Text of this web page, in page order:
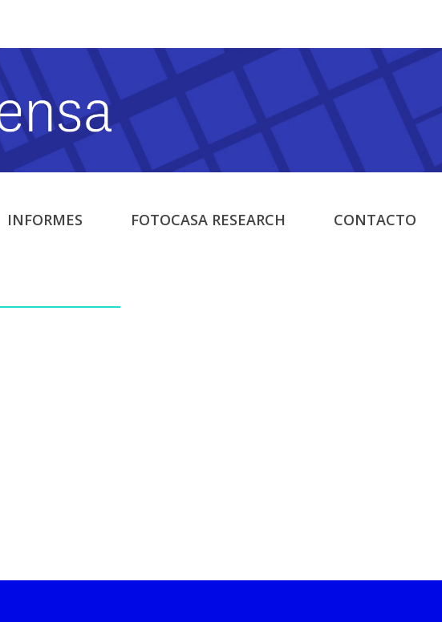
INFORMES FOTOCASA RESEARCH CONTACTO